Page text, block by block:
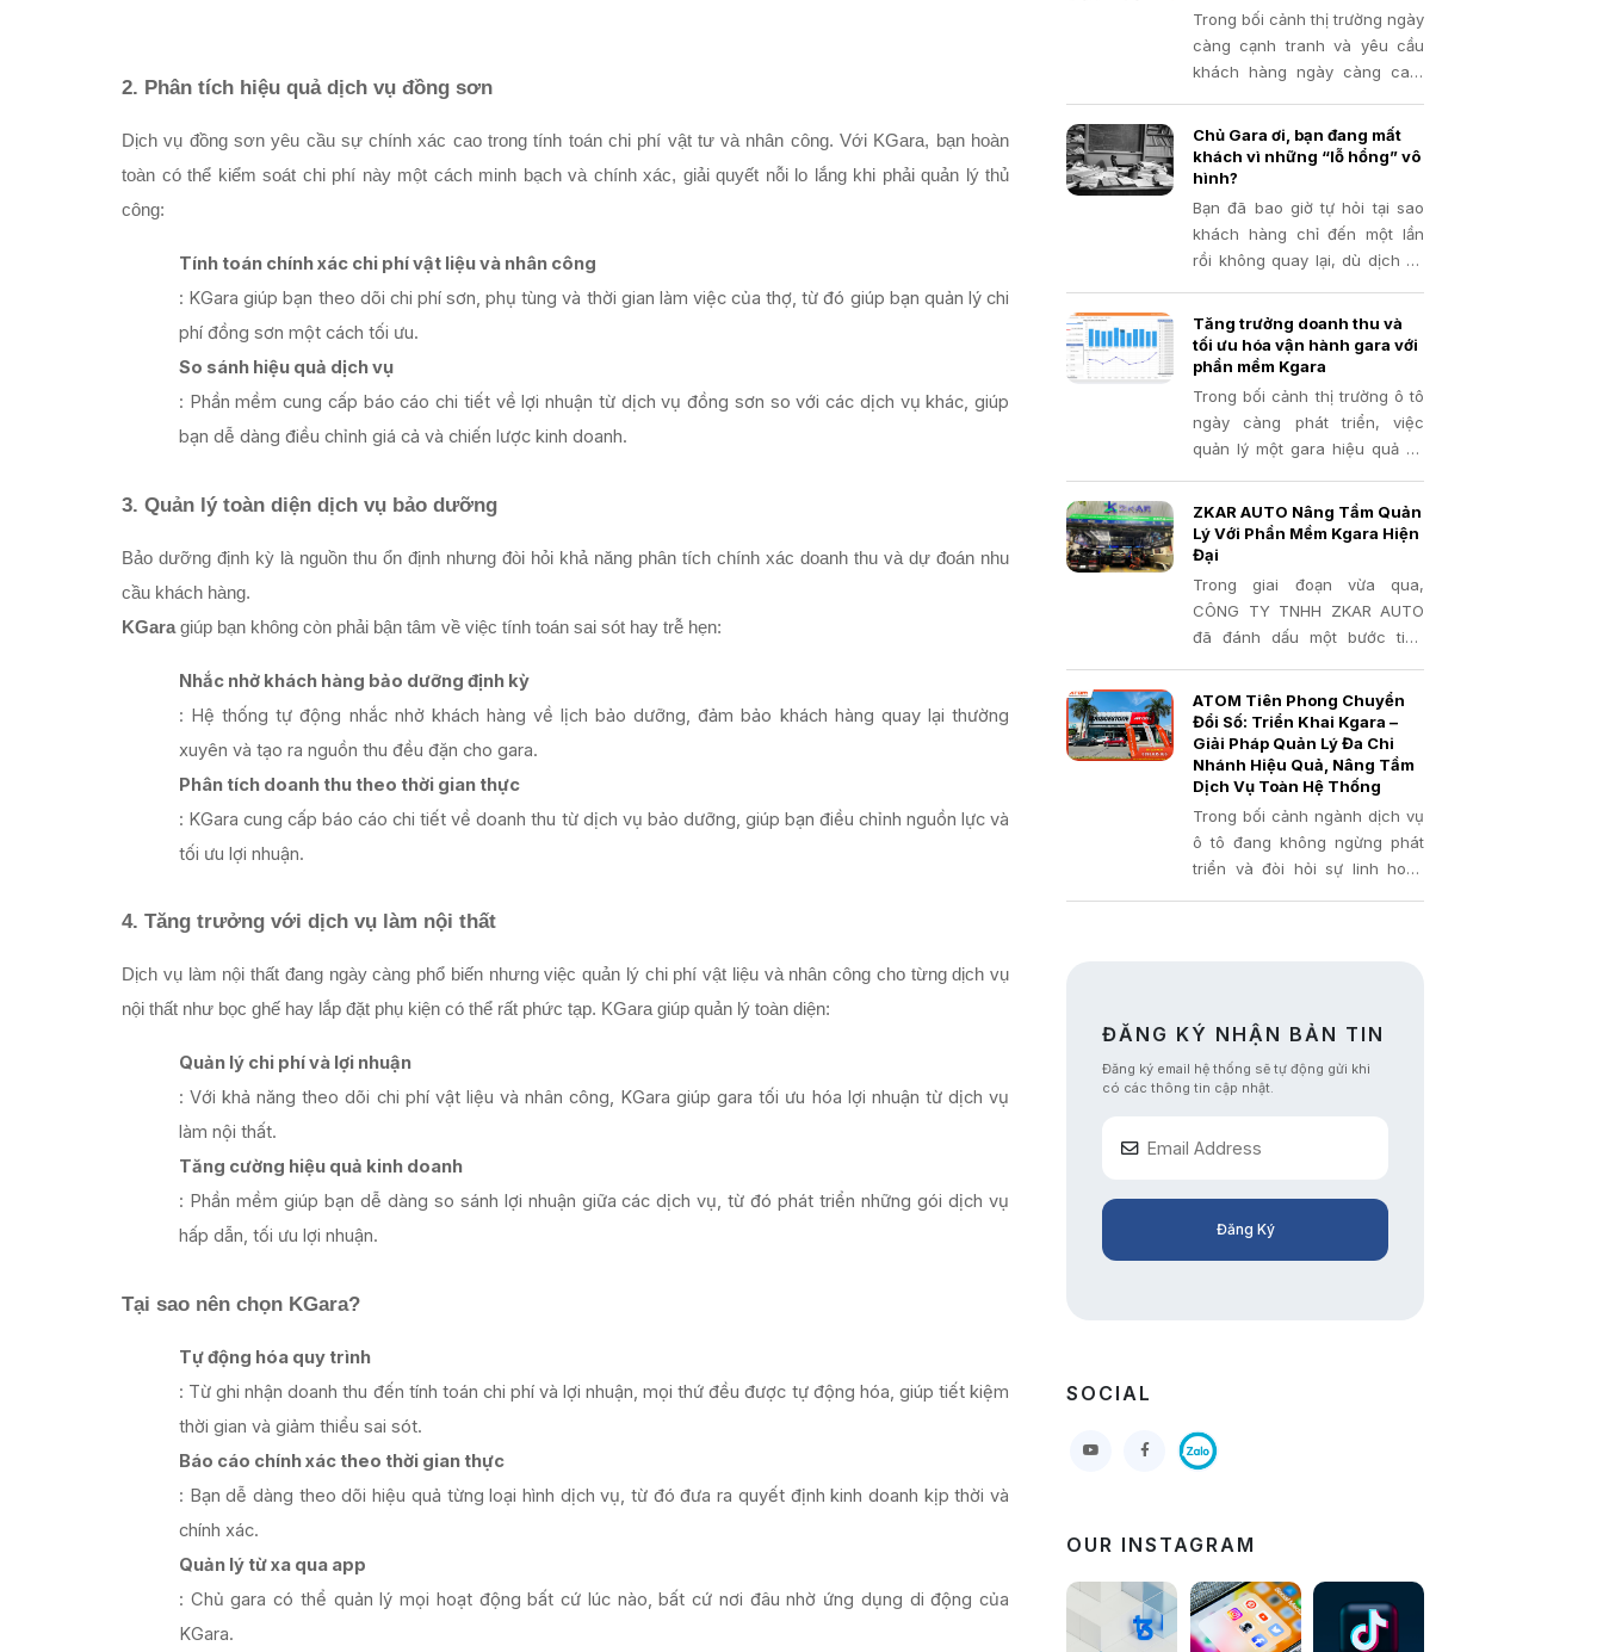
hóa chi phí và lợi nhuận
Trong bối cảnh thị trường ngày
càng cạnh tranh và yêu cầu
khách hàng ngày càng cao,
động trong gara trở nên quan
trọng hơn bao giờ hết. Phần
mềm quản lý gara đã và đang
chứng minh là một công cụ
đắc lực, giúp các gara tối ưu
hóa quy trình, nâng cao chất
Chủ Gara ơi, bạn đang mất
khách vì những “lỗ hổng” vô
hình?
Bạn đã bao giờ tự hỏi tại sao
khách hàng chỉ đến một lần
rồi không quay lại, dù dịch vụ
chương trình khuyến mãi
nhưng không biết ai là khách
hàng thân thiết, ai cần chăm
sóc đặc biệt?
Tăng trưởng doanh thu và
tối ưu hóa vận hành gara với
phần mềm Kgara
Trong bối cảnh thị trường ô tô
ngày càng phát triển, việc
quản lý một gara hiệu quả và
quan trọng hơn bao giờ hết.
Bạn đang gặp khó khăn trong
việc quản lý thủ công, bỏ lỡ
lịch hẹn, thất thoát phụ tùng
hay khó khăn trong việc chăm
sóc khách hàng? Đã đến lúc
của mình lên một tầm cao mới.
ZKAR AUTO Nâng Tầm Quản
Lý Với Phần Mềm Kgara Hiện
Đại
Trong giai đoạn vừa qua,
CÔNG TY TNHH ZKAR AUTO
đã đánh dấu một bước tiến
quản lý hoạt động gara với
việc triển khai thành công
phần mềm quản lý gara
chuyên nghiệp Kgara.
ATOM Tiên Phong Chuyển
Đổi Số: Triển Khai Kgara –
Giải Pháp Quản Lý Đa Chi
Nhánh Hiệu Quả, Nâng Tầm
Dịch Vụ Toàn Hệ Thống
Trong bối cảnh ngành dịch vụ
ô tô đang không ngừng phát
triển và đòi hỏi sự linh hoạt,
ĐĂNG KÝ NHẬN BẢN TIN
Đăng ký email hệ thống sẽ tự động gửi khi
có các thông tin cập nhật.
Đăng Ký
SOCIAL
OUR INSTAGRAM
2. Phân tích hiệu quả dịch vụ đồng sơn
Dịch vụ đồng sơn yêu cầu sự chính xác cao trong tính toán chi phí vật tư và nhân công. Với KGara, bạn hoàn
toàn có thể kiểm soát chi phí này một cách minh bạch và chính xác, giải quyết nỗi lo lắng khi phải quản lý thủ
công:
Tính toán chính xác chi phí vật liệu và nhân công
: KGara giúp bạn theo dõi chi phí sơn, phụ tùng và thời gian làm việc của thợ, từ đó giúp bạn quản lý chi
phí đồng sơn một cách tối ưu.
So sánh hiệu quả dịch vụ
: Phần mềm cung cấp báo cáo chi tiết về lợi nhuận từ dịch vụ đồng sơn so với các dịch vụ khác, giúp
bạn dễ dàng điều chỉnh giá cả và chiến lược kinh doanh.
3. Quản lý toàn diện dịch vụ bảo dưỡng
Bảo dưỡng định kỳ là nguồn thu ổn định nhưng đòi hỏi khả năng phân tích chính xác doanh thu và dự đoán nhu
cầu khách hàng.
KGara giúp bạn không còn phải bận tâm về việc tính toán sai sót hay trễ hẹn:
Nhắc nhở khách hàng bảo dưỡng định kỳ
: Hệ thống tự động nhắc nhở khách hàng về lịch bảo dưỡng, đảm bảo khách hàng quay lại thường
xuyên và tạo ra nguồn thu đều đặn cho gara.
Phân tích doanh thu theo thời gian thực
: KGara cung cấp báo cáo chi tiết về doanh thu từ dịch vụ bảo dưỡng, giúp bạn điều chỉnh nguồn lực và
tối ưu lợi nhuận.
4. Tăng trưởng với dịch vụ làm nội thất
Dịch vụ làm nội thất đang ngày càng phổ biến nhưng việc quản lý chi phí vật liệu và nhân công cho từng dịch vụ
nội thất như bọc ghế hay lắp đặt phụ kiện có thể rất phức tạp. KGara giúp quản lý toàn diện:
Quản lý chi phí và lợi nhuận
: Với khả năng theo dõi chi phí vật liệu và nhân công, KGara giúp gara tối ưu hóa lợi nhuận từ dịch vụ
làm nội thất.
Tăng cường hiệu quả kinh doanh
: Phần mềm giúp bạn dễ dàng so sánh lợi nhuận giữa các dịch vụ, từ đó phát triển những gói dịch vụ
hấp dẫn, tối ưu lợi nhuận.
Tại sao nên chọn KGara?
Tự động hóa quy trình
: Từ ghi nhận doanh thu đến tính toán chi phí và lợi nhuận, mọi thứ đều được tự động hóa, giúp tiết kiệm
thời gian và giảm thiểu sai sót.
Báo cáo chính xác theo thời gian thực
: Bạn dễ dàng theo dõi hiệu quả từng loại hình dịch vụ, từ đó đưa ra quyết định kinh doanh kịp thời và
chính xác.
Quản lý từ xa qua app
: Chủ gara có thể quản lý mọi hoạt động bất cứ lúc nào, bất cứ nơi đâu nhờ ứng dụng di động của
KGara.